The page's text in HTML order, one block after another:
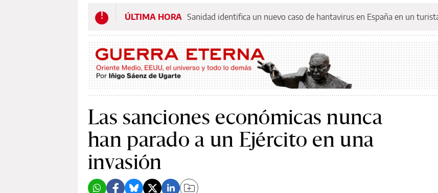
ÚLTIMA HORA Sanidad identifica un nuevo caso de hantavirus en España en un
Las sanciones económicas nunca
han parado a un Ejército en una
invasión